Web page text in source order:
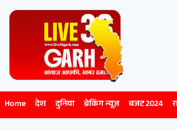
Home देश दुनिया ब्रेकिंग न्यूज़ बजट 2024